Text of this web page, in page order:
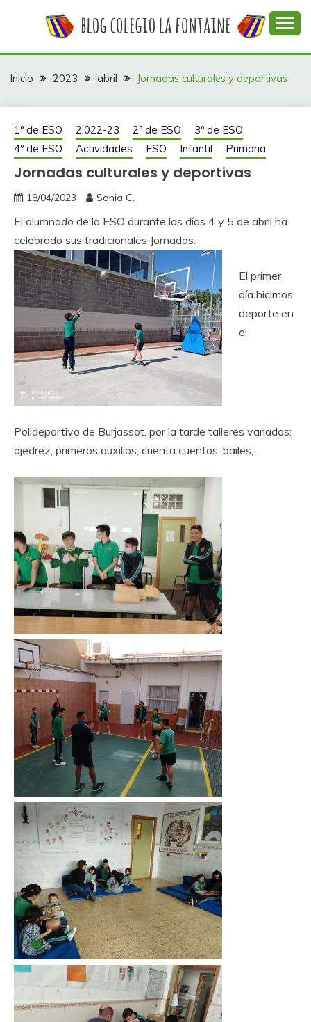
COLEGIO LA
FONTAINE
colegio La Fontaine
Inicio 2023 abril Jornadas culturales y deportivas
1º de ESO 2.022-23 2º de ESO
3º de ESO
4º de ESO
Actividades ESO Infantil Primaria
Jornadas culturales y deportivas
18/04/2023 Sonia C.
El alumnado de la ESO durante los días 4 y 5 de abril ha
celebrado sus tradicionales Jornadas.
El primer
día hicimos
deporte en
el
Polideportivo de Burjassot, por la tarde talleres variados:
ajedrez, primeros auxilios, cuenta cuentos, bailes,…